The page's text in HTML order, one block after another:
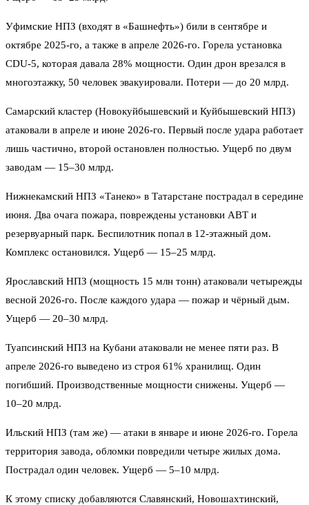
Уфимские НПЗ (входят в «Башнефть») били в сентябре и
октябре 2025-го, а также в апреле 2026-го. Горела установка
CDU-5, которая давала 28% мощности. Один дрон врезался в
многоэтажку, 50 человек эвакуировали. Потери — до 20 млрд.
Самарский кластер (Новокуйбышевский и Куйбышевский НПЗ)
атаковали в апреле и июне 2026-го. Первый после удара работает
лишь частично, второй остановлен полностью. Ущерб по двум
заводам — 15–30 млрд.
Нижнекамский НПЗ «Танеко» в Татарстане пострадал в середине
июня. Два очага пожара, повреждены установки АВТ и
резервуарный парк. Беспилотник попал в 12-этажный дом.
Комплекс остановился. Ущерб — 15–25 млрд.
Ярославский НПЗ (мощность 15 млн тонн) атаковали четырежды
весной 2026-го. После каждого удара — пожар и чёрный дым.
Ущерб — 20–30 млрд.
Туапсинский НПЗ на Кубани атаковали не менее пяти раз. В
апреле 2026-го выведено из строя 61% хранилищ. Один
погибший. Производственные мощности снижены. Ущерб —
10–20 млрд.
Ильский НПЗ (там же) — атаки в январе и июне 2026-го. Горела
территория завода, обломки повредили четыре жилых дома.
Пострадал один человек. Ущерб — 5–10 млрд.
К этому списку добавляются Славянский, Новошахтинский,